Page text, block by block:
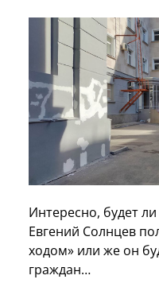
Интересно, будет
Евгений Солнцев
ходом» или же он
граждан…